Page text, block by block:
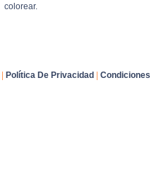
colorear.
| Política De Privacidad | Condiciones